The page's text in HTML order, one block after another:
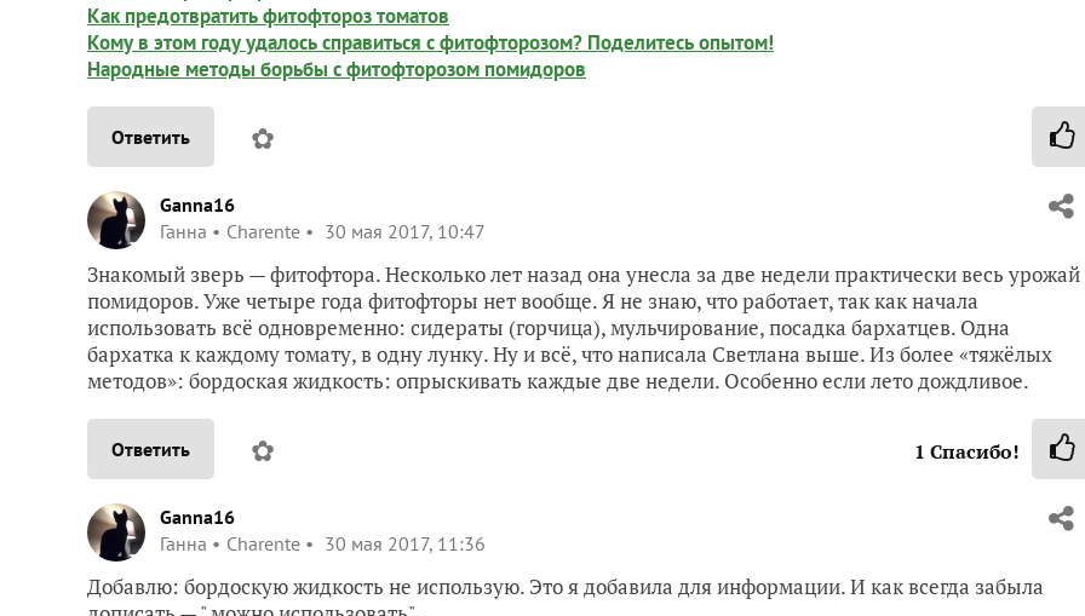
Как предотвратить фитофтороз томатов
Кому в этом году удалось справиться с фитофторозом? Поделитесь опытом!
Народные методы борьбы с фитофторозом помидоров
Ответить ✿
Ganna16
Ганна
Charente 30 мая 2017, 10:47
Знакомый зверь — фитофтора. Несколько лет назад она унесла за две недели практически весь урожай
помидоров. Уже четыре года фитофторы нет вообще. Я не знаю, что работает, так как начала
использовать всё одновременно: сидераты (горчица), мульчирование, посадка бархатцев. Одна
бархатка к каждому томату, в одну лунку. Ну и всё, что написала Светлана выше. Из более «тяжёлых
методов»: бордоская жидкость: опрыскивать каждые две недели. Особенно если лето дождливое.
Ответить ✿ 1 Спасибо!
Ganna16
Ганна
Charente 30 мая 2017, 11:36
Добавлю: бордоскую жидкость не использую. Это я добавила для информации. И как всегда забыла